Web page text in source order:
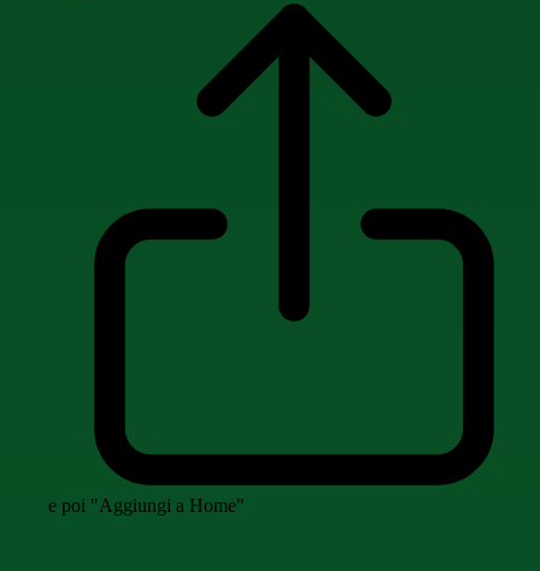
e poi "Aggiungi a Home"